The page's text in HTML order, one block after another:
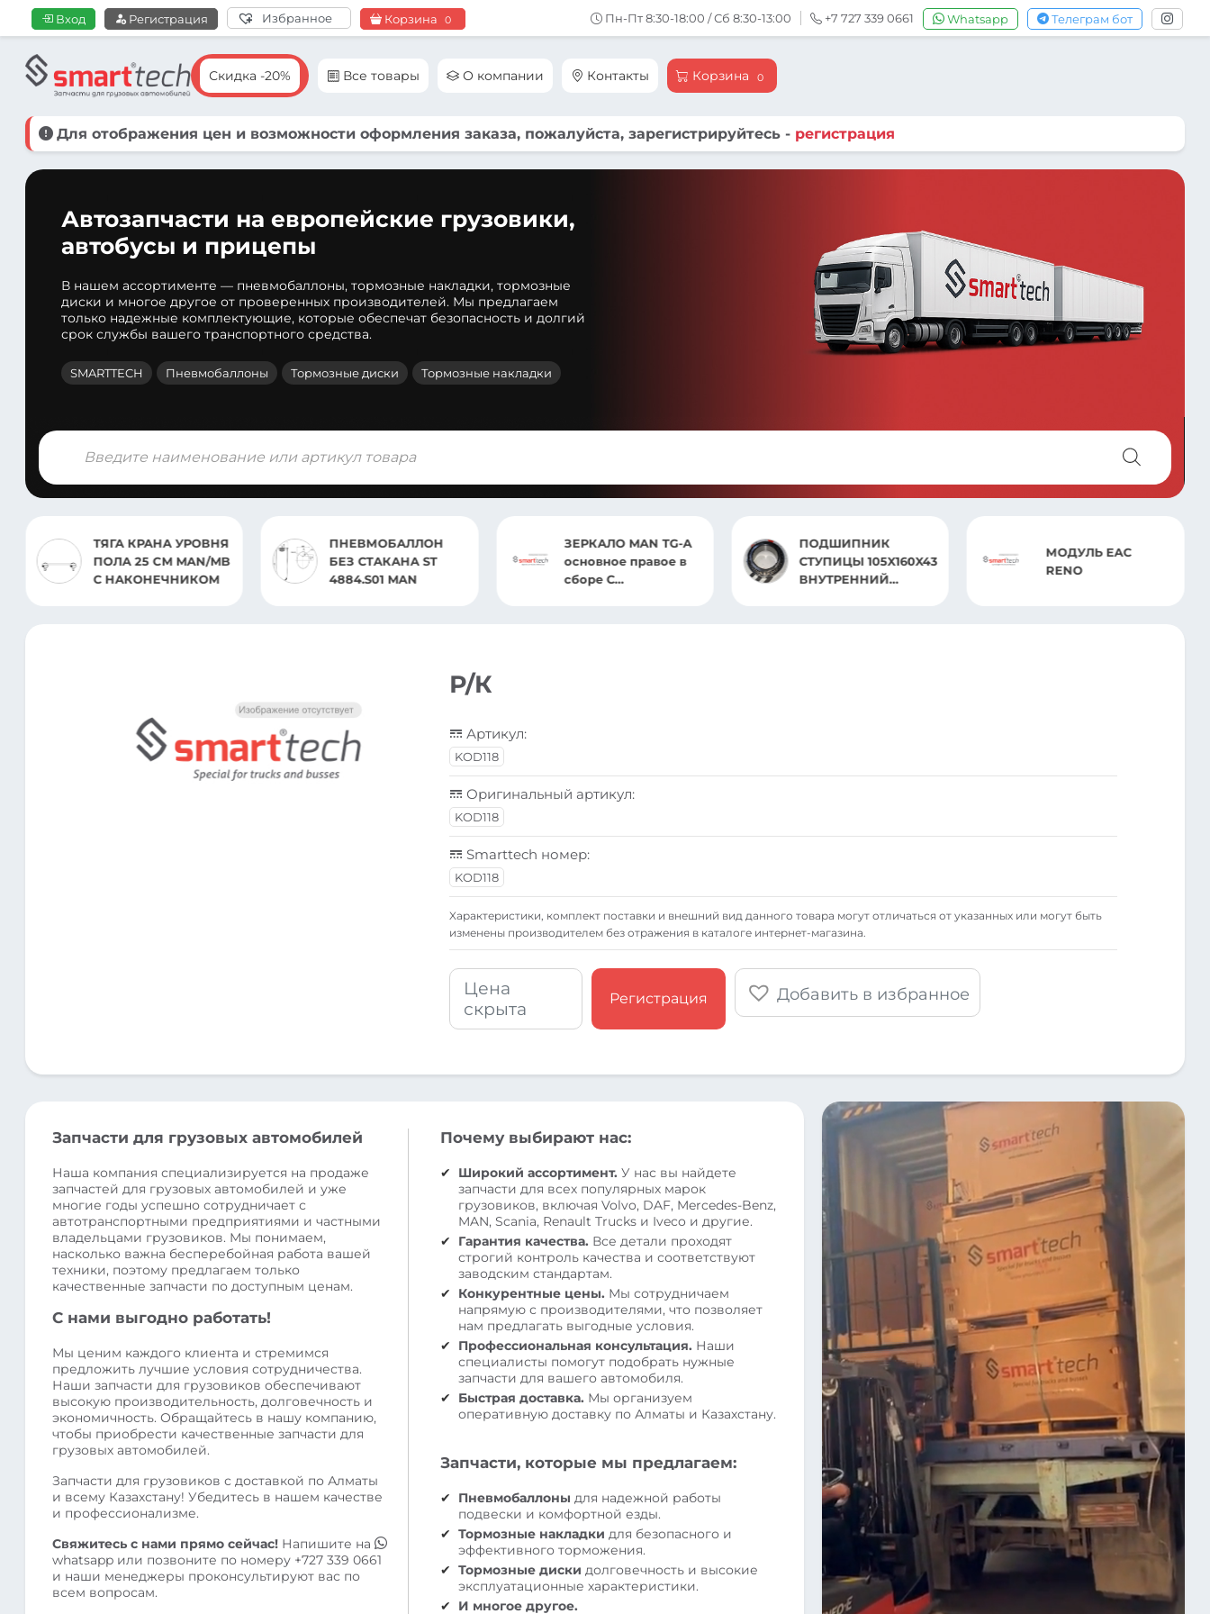
Вход Регистрация Избранное Корзина 0 Пн-Пт 8:30-18:00 / Сб 8:30-13:00 +7 727 339 0661 Whatsapp Телеграм бот
Скидка -20% Все товары О компании Контакты Корзина 0
Для отображения цен и возможности оформления заказа, пожалуйста, зарегистрируйтесь - регистрация
Автозапчасти на европейские грузовики,
автобусы и прицепы
В нашем ассортименте — пневмобаллоны, тормозные накладки, тормозные
диски и многое другое от проверенных производителей. Мы предлагаем
только надежные комплектующие, которые обеспечат безопасность и долгий
срок службы вашего транспортного средства.
SMARTTECH Пневмобаллоны Тормозные диски Тормозные накладки
Поиск
товаров
ТЯГА КРАНА УРОВНЯ
ПОЛА 25 CM MAN/MB
С НАКОНЕЧНИКОМ
ПНЕВМОБАЛЛОН
БЕЗ СТАКАНА ST
4884.S01 MAN
ЗЕРКАЛО MAN TG-A
основное правое в
сборе С
ПОДШИПНИК
СТУПИЦЫ 105X160X43
ВНУТРЕННИЙ
МОДУЛЬ EAC
RENO
Р/К
Артикул:
KOD118
Оригинальный артикул:
KOD118
Smarttech номер:
KOD118
Xарактеристики, комплект поставки и внешний вид данного товара могут отличаться от указанных или могут быть
изменены производителем без отражения в каталоге интернет-магазина.
Цена
скрыта
Регистрация Добавить в избранное
Запчасти для грузовых автомобилей
Наша компания специализируется на продаже
запчастей для грузовых автомобилей и уже
многие годы успешно сотрудничает с
автотранспортными предприятиями и частными
владельцами грузовиков. Мы понимаем,
насколько важна бесперебойная работа вашей
техники, поэтому предлагаем только
качественные запчасти по доступным ценам.
С нами выгодно работать!
Мы ценим каждого клиента и стремимся
предложить лучшие условия сотрудничества.
Наши запчасти для грузовиков обеспечивают
высокую производительность, долговечность и
экономичность. Обращайтесь в нашу компанию,
чтобы приобрести качественные запчасти для
грузовых автомобилей.
Запчасти для грузовиков с доставкой по Алматы
и всему Казахстану! Убедитесь в нашем качестве
и профессионализме.
Свяжитесь с нами прямо сейчас! Напишите на
whatsapp или позвоните по номеру +727 339 0661
и наши менеджеры проконсультируют вас по
всем вопросам.
Почему выбирают нас:
Широкий ассортимент. У нас вы найдете
запчасти для всех популярных марок
грузовиков, включая Volvo, DAF, Mercedes-Benz,
MAN, Scania, Renault Trucks и Iveco и другие.
Гарантия качества. Все детали проходят
строгий контроль качества и соответствуют
заводским стандартам.
Конкурентные цены. Мы сотрудничаем
напрямую с производителями, что позволяет
нам предлагать выгодные условия.
Профессиональная консультация. Наши
специалисты помогут подобрать нужные
запчасти для вашего автомобиля.
Быстрая доставка. Мы организуем
оперативную доставку по Алматы и Казахстану.
Запчасти, которые мы предлагаем:
Пневмобаллоны для надежной работы
подвески и комфортной езды.
Тормозные накладки для безопасного и
эффективного торможения.
Тормозные диски долговечность и высокие
эксплуатационные характеристики.
И многое другое.